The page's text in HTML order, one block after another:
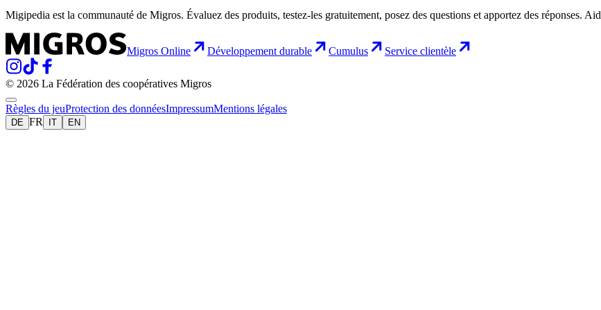
Migipedia est la communauté de Migros. Évaluez des produits, testez-les gratuitement, posez des questions et apportez des réponses.
Migros Online Développement durable Cumulus Service clientèle
© 2026 La Fédération des coopératives Migros
Règles du jeuProtection des donnéesImpressumMentions légales
DE FR IT EN